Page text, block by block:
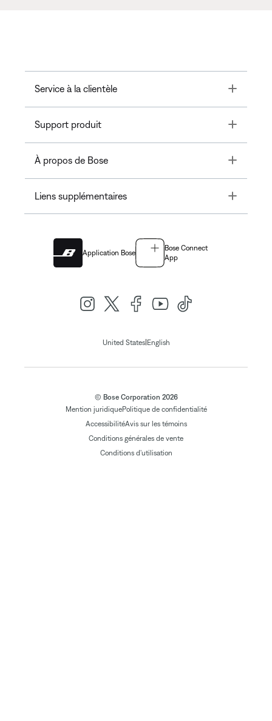
Service à la clientèle Toggle
Support produit Toggle
À propos de Bose Toggle
Liens supplémentaires Toggle
Application Bose
Bose Connect
App
United States| English
© Bose Corporation 2026
Mention juridiquePolitique de confidentialité
AccessibilitéAvis sur les témoins
Conditions générales de vente
Conditions d'utilisation